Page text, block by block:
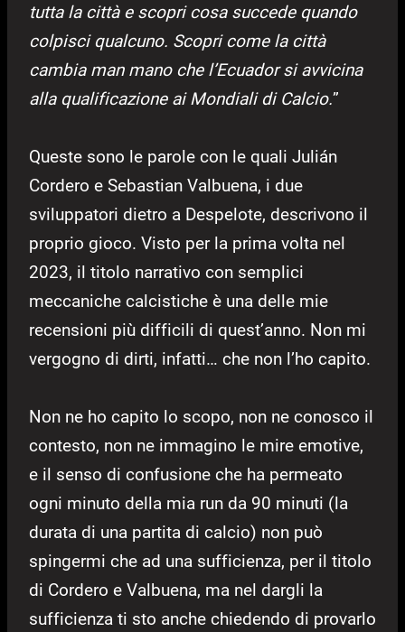
tutta la città e scopri cosa succede quando
colpisci qualcuno. Scopri come la città
cambia man mano che l’Ecuador si avvicina
alla qualificazione ai Mondiali di Calcio.”
Queste sono le parole con le quali Julián
Cordero e Sebastian Valbuena, i due
sviluppatori dietro a Despelote, descrivono il
proprio gioco. Visto per la prima volta nel
2023, il titolo narrativo con semplici
meccaniche calcistiche è una delle mie
recensioni più difficili di quest’anno. Non mi
vergogno di dirti, infatti… che non l’ho capito.
Non ne ho capito lo scopo, non ne conosco il
contesto, non ne immagino le mire emotive,
e il senso di confusione che ha permeato
ogni minuto della mia run da 90 minuti (la
durata di una partita di calcio) non può
spingermi che ad una sufficienza, per il titolo
di Cordero e Valbuena, ma nel dargli la
sufficienza ti sto anche chiedendo di provarlo